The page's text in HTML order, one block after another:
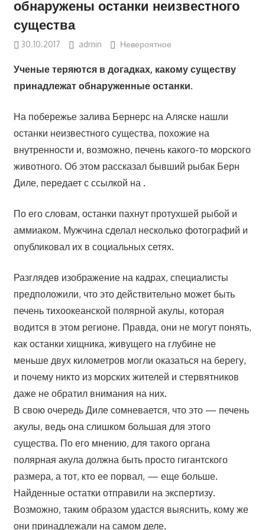
обнаружены останки неизвестного
существа
30.10.2017 admin Невероятное
Ученые теряются в догадках, какому существу
принадлежат обнаруженные останки.
На побережье залива Бернерс на Аляске нашли
останки неизвестного существа, похожие на
внутренности и, возможно, печень какого-то морского
животного. Об этом рассказал бывший рыбак Берн
Диле, передает с ссылкой на .
По его словам, останки пахнут протухшей рыбой и
аммиаком. Мужчина сделал несколько фотографий и
опубликовал их в социальных сетях.
Разглядев изображение на кадрах, специалисты
предположили, что это действительно может быть
печень тихоокеанской полярной акулы, которая
водится в этом регионе. Правда, они не могут понять,
как останки хищника, живущего на глубине не
меньше двух километров могли оказаться на берегу,
и почему никто из морских жителей и стервятников
даже не обратил внимания на них.
В свою очередь Диле сомневается, что это — печень
акулы, ведь она слишком большая для этого
существа. По его мнению, для такого органа
полярная акула должна быть просто гигантского
размера, а тот, кто ее порвал, — еще больше.
Найденные остатки отправили на экспертизу.
Возможно, таким образом удастся выяснить, кому же
они принадлежали на самом деле.